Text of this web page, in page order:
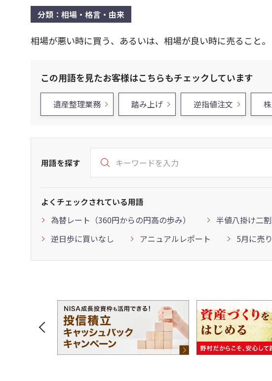
分類：相場・格言・由来
相場が悪い時に買う、あるいは、相場が良い時に売ること。
この用語を見たお客様はこちらもチェックしています
遺産整理業務 踏み上げ 逆指値注文
用語を探す
よくチェックされている用語
為替レート（360円からの円高の歩み）
半値八掛け二
逆日歩に買いなし
アニュアルレポート 5月に売